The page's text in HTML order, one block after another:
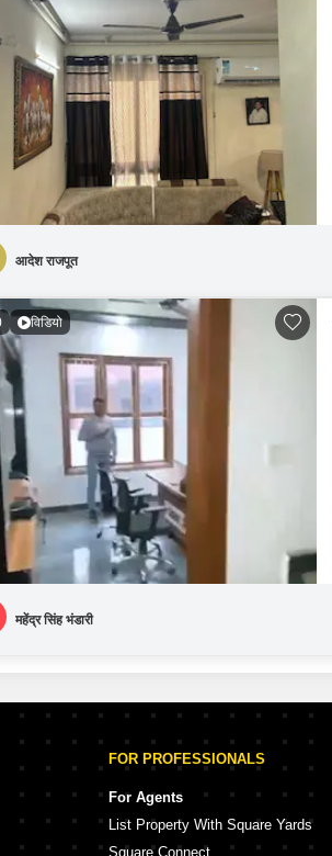
आदेश राजपूत
विडियो
महेंद्र सिंह भंडारी
FOR PROFESSIONALS
For Agents
List Property With Square Yards
Square Connect